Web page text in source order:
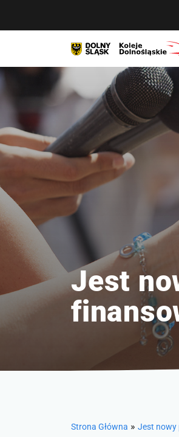
Jest
Strona Główna » Jest nowy